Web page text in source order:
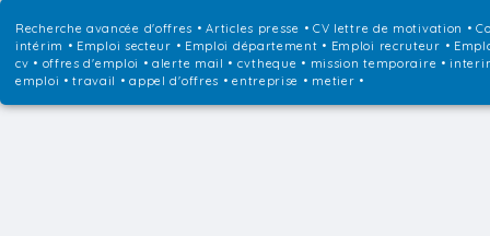
Recherche avancée d'offres •Articles presse • CV lettre de motivation •
intérim • Emploi secteur • Emploi département • Emploi recruteur •
cv • offres d'emploi • alerte mail • cvtheque • mission temporaire •
emploi • travail • appel d'offres • entreprise • metier •